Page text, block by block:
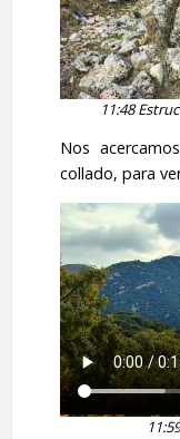
11:48
Nos
collado, para